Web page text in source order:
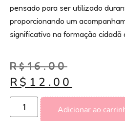
pensado para ser utilizado
proporcionando um
significativo na formação cidadã
R$16.00
R$ 12.00
Adicionar ao